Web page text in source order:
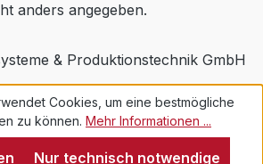
anders angegeben.
& Produktionstechnik GmbH
Cookies, um eine bestmögliche
zu können. Mehr Informationen ...
Nur technisch notwendige